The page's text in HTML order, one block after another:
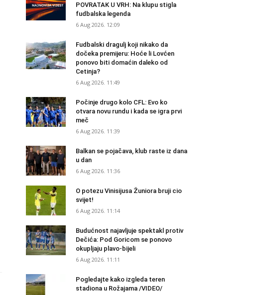
POVRATAK U VRH: Na klupu stigla
fudbalska legenda
6 Aug 2026. 12:09
Fudbalski dragulj koji nikako da
dočeka premijeru: Hoće li Lovćen
ponovo biti domaćin daleko od
Cetinja?
6 Aug 2026. 11:49
Počinje drugo kolo CFL: Evo ko
otvara novu rundu i kada se igra prvi
meč
6 Aug 2026. 11:39
Balkan se pojačava, klub raste iz dana
u dan
6 Aug 2026. 11:36
O potezu Vinisijusa Žuniora bruji cio
svijet!
6 Aug 2026. 11:14
Budućnost najavljuje spektakl protiv
Dečića: Pod Goricom se ponovo
okupljaju plavo-bijeli
6 Aug 2026. 11:11
Pogledajte kako izgleda teren
stadiona u Rožajama /VIDEO/